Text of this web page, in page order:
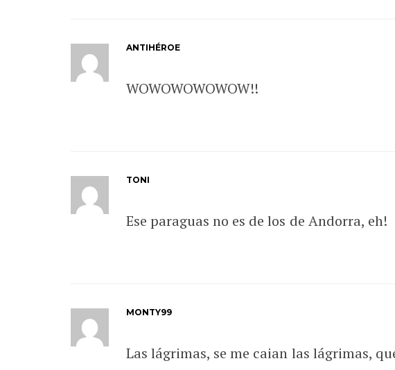
ANTIHÉROE
WOWOWOWOWOW!!
TONI
Ese paraguas no es de los de Andorra, eh!
MONTY99
Las lágrimas, se me caian las lágrimas,